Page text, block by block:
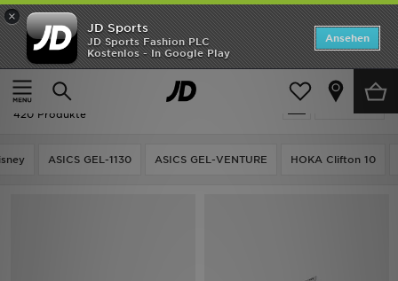
×
JD Sports
JD Sports Fashion PLC
Kostenlos - In Google Play
Ansehen
Startseite
Kinder
verfeinern
Kinder - Latest
420 Produkte
ASICS GEL-1130 ASICS GEL-VENTURE HOKA Clifton 10
Startseite
ANGEBOTE
Marken